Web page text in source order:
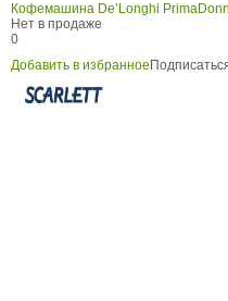
Кофемашина De’Longhi
Нет в продаже
0
Добавить в избранное